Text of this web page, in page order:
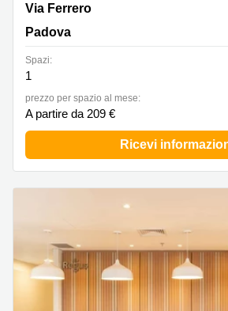
Via Ferrero 10, Padova
Via Ferrero
Padova
Spazi:
1
prezzo per spazio al mese:
A partire da 209 €
Ricevi